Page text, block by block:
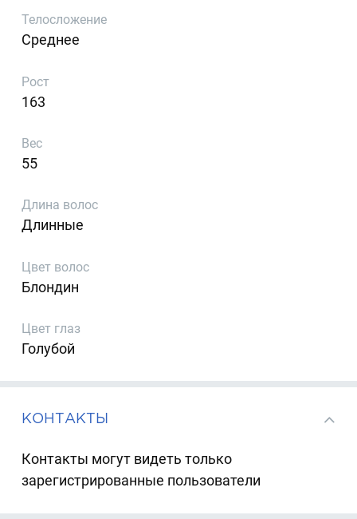
Телосложение
Среднее
Рост
163
Вес
55
Длина волос
Длинные
Цвет волос
Блондин
Цвет глаз
Голубой
КОНТАКТЫ
Контакты могут видеть только
зарегистрированные пользователи